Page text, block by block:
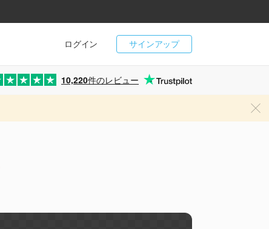
サインアップ
ログイン
10,220件のレビュー